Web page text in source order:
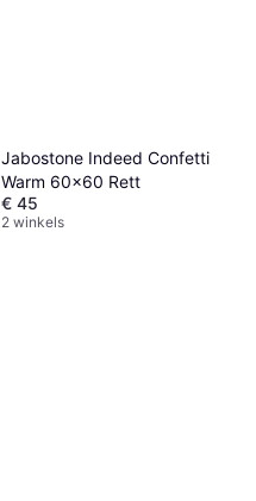
Jabostone Indeed Confetti
Warm 60x60 Rett
€ 45
2 winkels